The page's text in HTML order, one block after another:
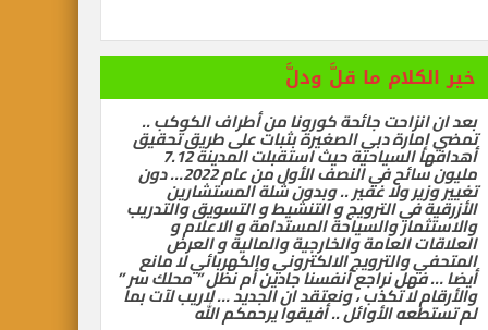
تسيّر رحلتين مباشرتين يومياً إلى كولومبو أول ديسمبر
خير الكلام ما قلَّ ودلَّ
بعد ان انزاحت جائحة كورونا من أطراف الكوكب ..
تمضي إمارة دبي الصغيرة بثبات على طريق تحقيق
أهدافها السياحية حيث استقبلت المدينة 7.12
مليون سائح في النصف الأول من عام 2022… دون
تغيير وزير ولا غفير .. وبدون شلة المستشارين
الأزرقية في الترويج و التنشيط و التسويق والتدريب
والاستثمار والسياحة المستدامة و الاعلام و
العلاقات العامة والخارجية والمالية و العرض
المتحفي والترويج الالكتروني والكهربائي لا مانع
أيضا … فهل نراجع أنفسنا جادين أم نظل ” محلك سر ”
والأرقام لا تكذب ، ونعتقد ان الجديد … لاريب لآت بما
لم تستطعه الأوائل .. أفيقوا يرحمكم الله